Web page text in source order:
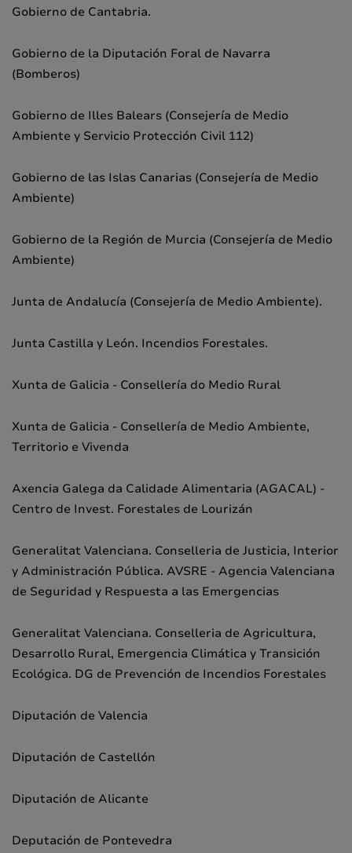
Gobierno de Cantabria.
Gobierno de la Diputación Foral de Navarra
(Bomberos)
Gobierno de Illes Balears (Consejería de Medio
Ambiente y Servicio Protección Civil 112)
Gobierno de las Islas Canarias (Consejería de Medio
Ambiente)
Gobierno de la Región de Murcia (Consejería de Medio
Ambiente)
Junta de Andalucía (Consejería de Medio Ambiente).
Junta Castilla y León. Incendios Forestales.
Xunta de Galicia - Consellería do Medio Rural
Xunta de Galicia - Consellería de Medio Ambiente,
Territorio e Vivenda
Axencia Galega da Calidade Alimentaria (AGACAL) -
Centro de Invest. Forestales de Lourizán
Generalitat Valenciana. Conselleria de Justicia, Interior
y Administración Pública. AVSRE - Agencia Valenciana
de Seguridad y Respuesta a las Emergencias
Generalitat Valenciana. Conselleria de Agricultura,
Desarrollo Rural, Emergencia Climática y Transición
Ecológica. DG de Prevención de Incendios Forestales
Diputación de Valencia
Diputación de Castellón
Diputación de Alicante
Deputación de Pontevedra